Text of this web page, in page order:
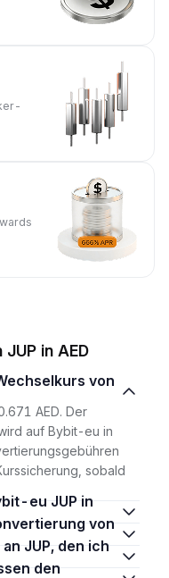
in AED
AED. Der
auf Bybit-eu in
sobald